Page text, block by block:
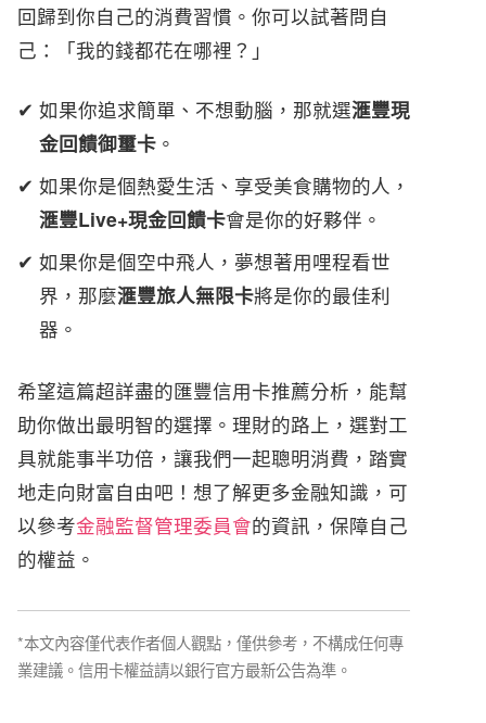
回歸到你自己的消費習慣。你可以試著問自
己：「我的錢都花在哪裡？」
如果你追求簡單、不想動腦，那就選滙豐現
金回饋御璽卡 。
如果你是個熱愛生活、享受美食購物的人，
滙豐Live+現金回饋卡會是你的好夥伴。
如果你是個空中飛人，夢想著用哩程看世
界，那麼滙豐旅人無限卡將是你的最佳利
器。
希望這篇超詳盡的匯豐信用卡推薦分析，能幫
助你做出最明智的選擇。理財的路上，選對工
具就能事半功倍，讓我們一起聰明消費，踏實
地走向財富自由吧！想了解更多金融知識，可
以參考金融監督管理委員會的資訊，保障自己
的權益。
*本文內容僅代表作者個人觀點，僅供參考，不構成任何專
業建議。信用卡權益請以銀行官方最新公告為準。